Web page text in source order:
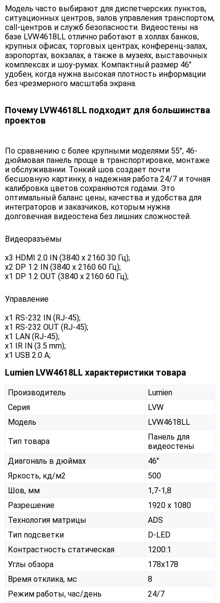
Модель часто выбирают для диспетчерских пунктов,
ситуационных центров, залов управления транспортом,
call-центров и служб безопасности. Видеостены на
базе LVW4618LL отлично работают в холлах банков,
крупных офисах, торговых центрах, конференц-залах,
аэропортах, вокзалах, а также в музеях, выставочных
комплексах и шоу-румах. Компактный размер 46"
удобен, когда нужна высокая плотность информации
без чрезмерного масштаба экрана.
Почему LVW4618LL подходит для большинства
проектов
По сравнению с более крупными моделями 55", 46-
дюймовая панель проще в транспортировке, монтаже
и обслуживании. Тонкий шов создает почти
бесшовную картинку, а надежная работа 24/7 и точная
калибровка цветов сохраняются годами. Это
оптимальный баланс цены, качества и удобства для
интеграторов и заказчиков, которым нужна
долговечная видеостена без лишних сложностей.
Видеоразъёмы
x3 HDMI 2.0 IN (3840 х 2160 30 Гц);
x2 DP 1.2 IN (3840 х 2160 60 Гц);
x1 DP 1.2 OUT (3840 x 2160 60 Гц);
Управление
х1 RS-232 IN (RJ-45);
x1 RS-232 OUT (RJ-45);
x1 LAN (RJ-45);
x1 IR IN (3.5 mm);
x1 USB 2.0 A;
Lumien LVW4618LL характеристики товара
Производитель
Lumien
Серия
LVW
Модель
LVW4618LL
Тип товара
Панель для
видеостены
Диагональ в дюймах
46"
Яркость, кд/м2
500
Шов, мм
1,7-1,8
Разрешение
1920 x 1080
Технология матрицы
ADS
Тип подсветки
D-LED
Контрастность статическая
1200:1
Углы обзора
178x178
Время отклика, мс
8
Режим работы, час/день
24/7